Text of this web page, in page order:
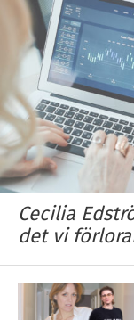
Cecilia
det vi